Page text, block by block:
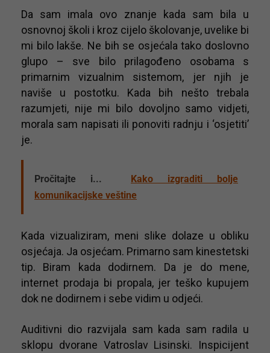
Da sam imala ovo znanje kada sam bila u
osnovnoj školi i kroz cijelo školovanje, uvelike bi
mi bilo lakše. Ne bih se osjećala tako doslovno
glupo – sve bilo prilagođeno osobama s
primarnim vizualnim sistemom, jer njih je
naviše u postotku. Kada bih nešto trebala
razumjeti, nije mi bilo dovoljno samo vidjeti,
morala sam napisati ili ponoviti radnju i ‘osjetiti’
je.
Pročitajte i...
Kako izgraditi bolje
komunikacijske veštine
Kada vizualiziram, meni slike dolaze u obliku
osjećaja. Ja osjećam. Primarno sam kinestetski
tip. Biram kada dodirnem. Da je do mene,
internet prodaja bi propala, jer teško kupujem
dok ne dodirnem i sebe vidim u odjeći.
Auditivni dio razvijala sam kada sam radila u
sklopu dvorane Vatroslav Lisinski. Inspicijent